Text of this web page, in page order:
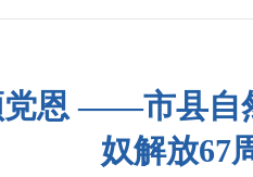
党恩 ——市县自
奴解放67